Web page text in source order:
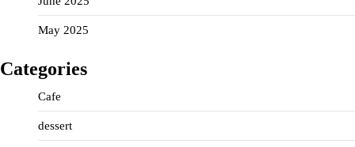
May 2025
Categories
Cafe
dessert